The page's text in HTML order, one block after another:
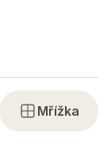
Mřížka